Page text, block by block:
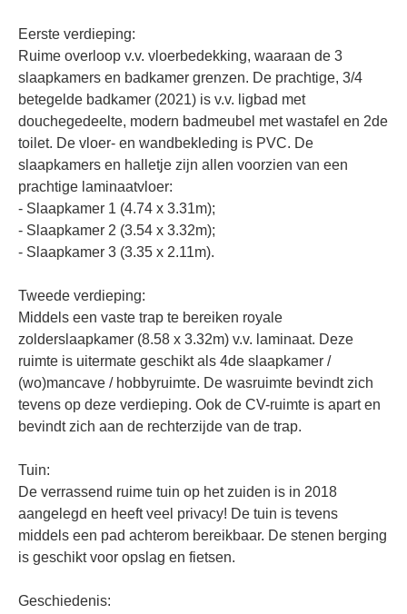
Eerste verdieping:
Ruime overloop v.v. vloerbedekking, waaraan de 3
slaapkamers en badkamer grenzen. De prachtige, 3/4
betegelde badkamer (2021) is v.v. ligbad met
douchegedeelte, modern badmeubel met wastafel en 2de
toilet. De vloer- en wandbekleding is PVC. De
slaapkamers en halletje zijn allen voorzien van een
prachtige laminaatvloer:
- Slaapkamer 1 (4.74 x 3.31m);
- Slaapkamer 2 (3.54 x 3.32m);
- Slaapkamer 3 (3.35 x 2.11m).
Tweede verdieping:
Middels een vaste trap te bereiken royale
zolderslaapkamer (8.58 x 3.32m) v.v. laminaat. Deze
ruimte is uitermate geschikt als 4de slaapkamer /
(wo)mancave / hobbyruimte. De wasruimte bevindt zich
tevens op deze verdieping. Ook de CV-ruimte is apart en
bevindt zich aan de rechterzijde van de trap.
Tuin:
De verrassend ruime tuin op het zuiden is in 2018
aangelegd en heeft veel privacy! De tuin is tevens
middels een pad achterom bereikbaar. De stenen berging
is geschikt voor opslag en fietsen.
Geschiedenis: